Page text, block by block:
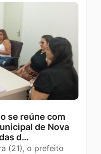
se reúne com
de Nova
d…
(21), o prefeito